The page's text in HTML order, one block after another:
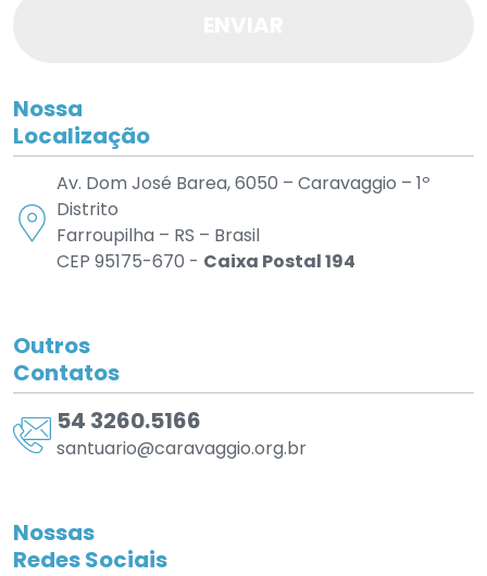
Nossa
Localização
Av. Dom José Barea, 6050 – Caravaggio – 1º
Distrito
Farroupilha – RS – Brasil
CEP 95175-670 - Caixa Postal 194
Outros
Contatos
54 3260.5166
santuario@caravaggio.org.br
Nossas
Redes Sociais